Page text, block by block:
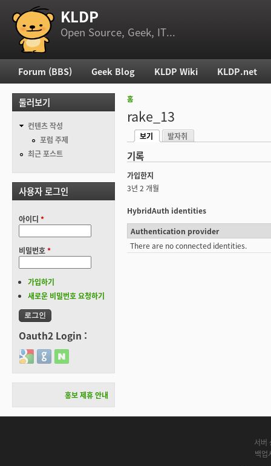
부 메뉴 KLDP
Open Source, Geek, IT...
현재 위치
홈
rake_13
기본탭
보기
발자취
기록
가입한지
3년 2 개월
HybridAuth identities
Authentication provider
There are no connected identities.
주 메뉴
Forum (BBS) Geek Blog KLDP Wiki KLDP.net
둘러보기
컨텐츠 작성
포럼 주제
최근 포스트
사용자 로그인
아이디 *
비밀번호*
가입하기
새로운 비밀번호 요청하기
Oauth2 Login :
Login with Google
Login with GitHub
Login with Naver
홍보 제휴 안내
서버
백업